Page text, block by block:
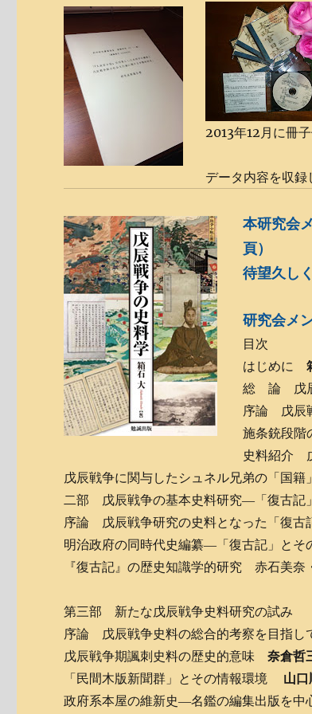
2013年12月に冊
データ内容を収録
本研究会
頁）
待望久し
研究会メ
目次
はじめに
総 論 戊辰
序論 戊辰
施条銃段階
史料紹介
戊辰戦争に関与したシュネル兄弟の「国
二部 戊辰戦争の基本史料研究―「復古記
序論 戊辰戦争研究の史料となった「復
明治政府の同時代史編纂―「復古記」と
『復古記』の歴史知識学的研究 赤石美奈
第三部 新たな戊辰戦争史料研究の試み
序論 戊辰戦争史料の総合的考察を目指
戊辰戦争期諷刺史料の歴史的意味奈倉哲
「民間木版新聞群」とその情報環境 山
政府系本屋の維新史―名鑑の編集出版を